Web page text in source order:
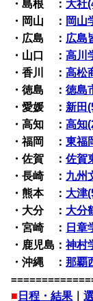
・島根 ： 大社
・岡山 ： 岡山
・広島 ： 広島
・山口 ：高川
・香川 ：高松
・徳島 ：徳島
・愛媛 ： 新田
・高知 ：高知
・福岡 ：東福
・佐賀 ：佐賀
・長崎 ： 九州
・熊本 ： 大津
・大分 ： 大分
・宮崎 ： 日章
・鹿児島：神村
・沖縄 ：那覇
■ 日程・結果 ｜